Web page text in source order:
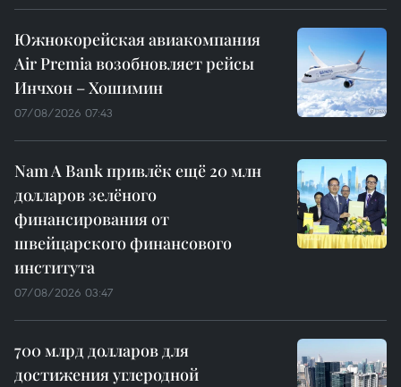
Южнокорейская авиакомпания
Air Premia возобновляет рейсы
Инчхон – Хошимин
07/08/2026 07:43
Nam A Bank привлёк ещё 20 млн
долларов зелёного
финансирования от
швейцарского финансового
института
07/08/2026 03:47
700 млрд долларов для
достижения углеродной